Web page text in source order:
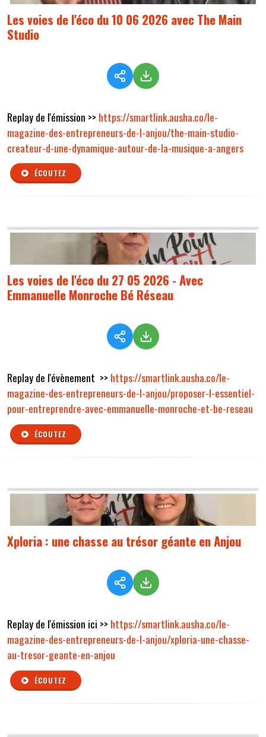
Les voies de l'éco du 10 06 2026 avec The Main
Studio
Replay de l'émission >> https://smartlink.ausha.co/le-
magazine-des-entrepreneurs-de-l-anjou/the-main-studio-
createur-d-une-dynamique-autour-de-la-musique-a-angers
ÉCOUTEZ
Les voies de l'éco du 27 05 2026 - Avec
Emmanuelle Monroche Bé Réseau
Replay de l'évènement >> https://smartlink.ausha.co/le-
magazine-des-entrepreneurs-de-l-anjou/proposer-l-essentiel-
pour-entreprendre-avec-emmanuelle-monroche-et-be-reseau
ÉCOUTEZ
Xploria : une chasse au trésor géante en Anjou
Replay de l'émission ici >> https://smartlink.ausha.co/le-
magazine-des-entrepreneurs-de-l-anjou/xploria-une-chasse-
au-tresor-geante-en-anjou
ÉCOUTEZ